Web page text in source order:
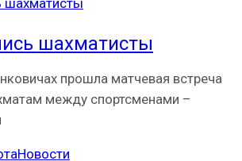
шахматисты
прошла матчевая встреча
между спортсменами –
Новости